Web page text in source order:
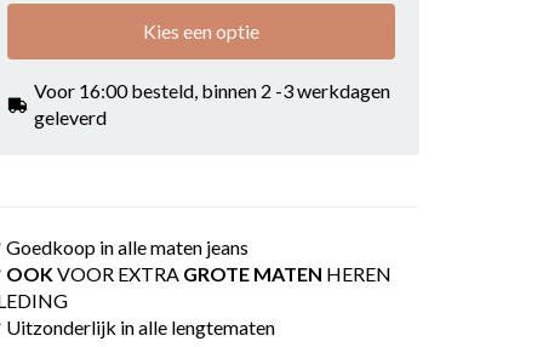
Kies een optie
Voor 16:00 besteld, binnen 2 -3 werkdagen
geleverd
Goedkoop in alle maten jeans
OOKVOOR EXTRA GROTE MATEN HEREN
Uitzonderlijk in alle lengtematen